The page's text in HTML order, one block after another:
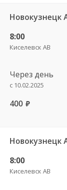
8:00
Киселевск АВ
Через день
с 10.02.2025
400 руб.
8:00
Киселевск АВ